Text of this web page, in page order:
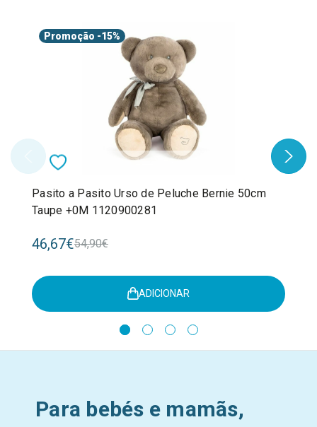
Promoção -15%
Pasito a Pasito Urso de Peluche Bernie 50cm
Taupe +0M 1120900281
46,67€54,90€
ADICIONAR
Para bebés e mamãs,